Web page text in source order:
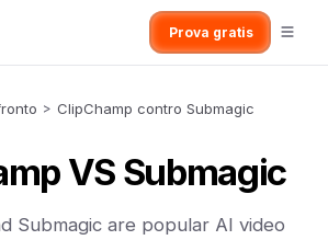
Prova gratis
> ClipChamp contro Submagic
VS Submagic
Submagic are popular AI video